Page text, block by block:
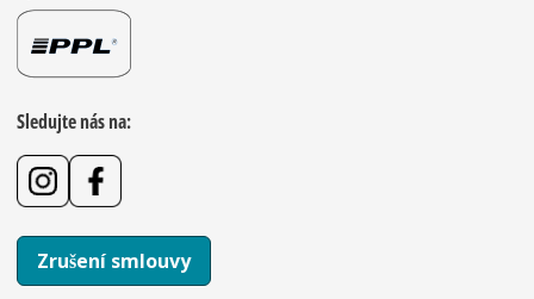
Sledujte nás na:
Zrušení smlouvy